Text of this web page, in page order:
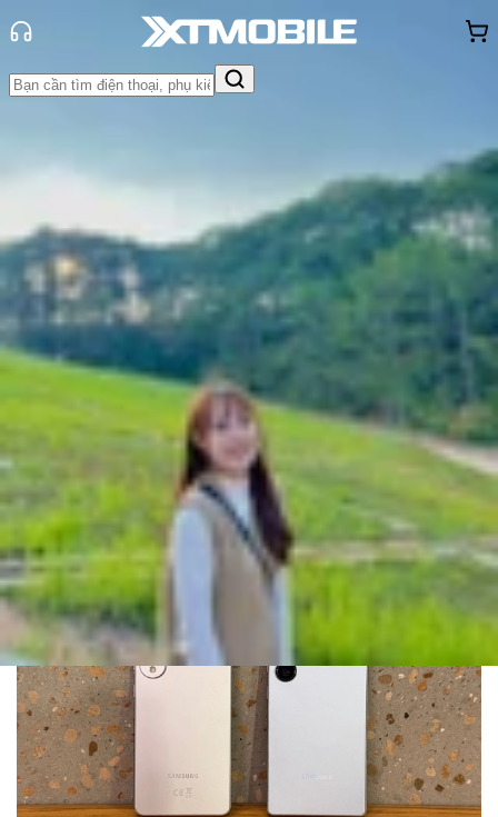
So Sánh
Tin MớiĐánh Giá - Trên TaySo Sánh Tư vấn Khuyến
mãi
Thủ thuậtHỏi đápApp - Game Thông báoKhách
hàng - Sự kiện
So sánh Samsung S25 Edge và
Samsung S25 Ultra: Chọn thiết kế
hay hiệu năng?
Thùy Nguyễn
Ngày đăng:
14/05/2025
Cập nhật:
14/05/2025
Theo dõi XTMobile trên